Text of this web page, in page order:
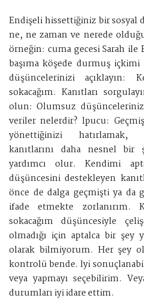
Endişeli hissettiğiniz bir sosyal
ne, ne zaman ve nerede
örneğin: cuma gecesi Sarah
başıma köşede durmuş
düşüncelerinizi açıklayın:
sokacağım. Kanıtları
olun: Olumsuz
veriler nelerdir? İpucu:
yönettiğinizi hatırlamak,
kanıtlarını daha nesnel bir
yardımcı olur. Kendimi
düşüncesini destekleyen
önce de dalga geçmişti ya da
ifade etmekte zorlanırım.
sokacağım düşüncesiyle
olmadığı için aptalca bir şey
olarak bilmiyorum. Her şey
kontrolü bende. İyi
veya yapmayı seçebilirim.
durumları iyi idare ettim.